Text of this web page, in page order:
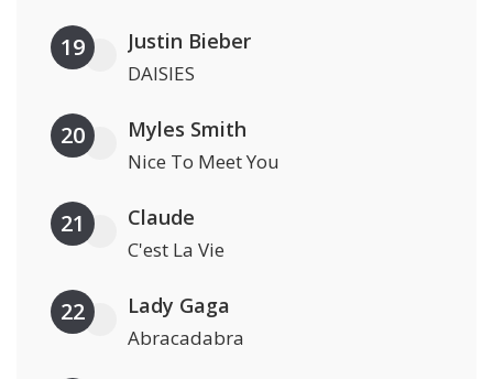
19 Justin Bieber
DAISIES
20 Myles Smith
Nice To Meet You
21 Claude
C'est La Vie
22 Lady Gaga
Abracadabra